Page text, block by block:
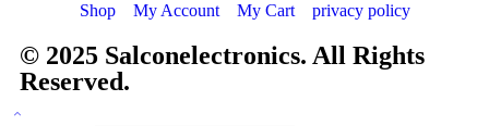
Shop My Account My Cart privacy policy
© 2025 Salconelectronics. All Rights
Reserved.